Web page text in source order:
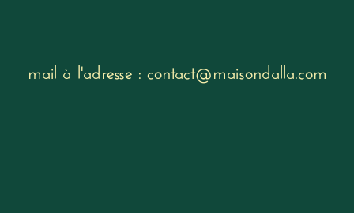
mail à l'adresse : contact@maisondalla.com